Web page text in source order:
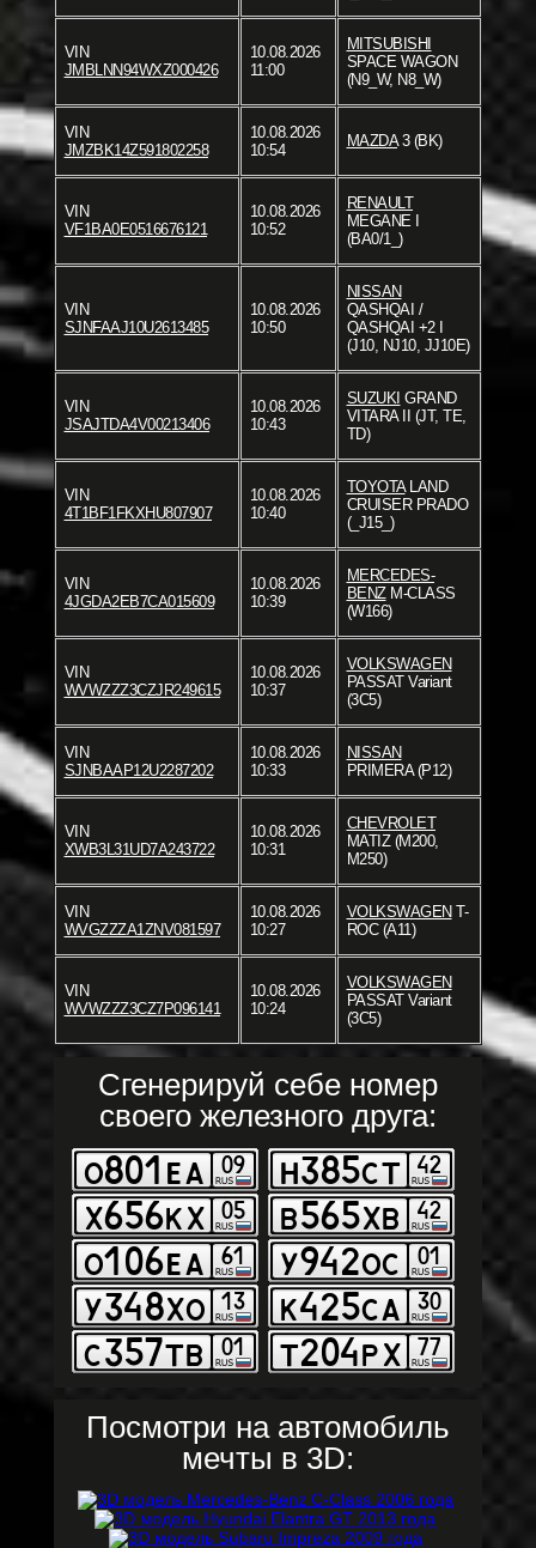
VIN
JMBLNN94WXZ000426
10.08.2026
11:00
MITSUBISHI
SPACE WAGON
(N9_W, N8_W)
VIN
JMZBK14Z591802258
10.08.2026
10:54
MAZDA3 (BK)
VIN
VF1BA0E0516676121
10.08.2026
10:52
RENAULT
MEGANE I
(BA0/1_)
VIN
SJNFAAJ10U2613485
10.08.2026
10:50
NISSAN
QASHQAI /
QASHQAI +2 I
(J10, NJ10, JJ10E)
VIN
JSAJTDA4V00213406
10.08.2026
10:43
SUZUKI GRAND
VITARA II (JT, TE,
TD)
VIN
4T1BF1FKXHU807907
10.08.2026
10:40
TOYOTALAND
CRUISER PRADO
(_J15_)
VIN
4JGDA2EB7CA015609
10.08.2026
10:39
MERCEDES-
BENZM-CLASS
(W166)
VIN
WVWZZZ3CZJR249615
10.08.2026
10:37
VOLKSWAGEN
PASSAT Variant
(3C5)
VIN
SJNBAAP12U2287202
10.08.2026
10:33
NISSAN
PRIMERA (P12)
VIN
XWB3L31UD7A243722
10.08.2026
10:31
CHEVROLET
MATIZ (M200,
M250)
VIN
WVGZZZA1ZNV081597
10.08.2026
10:27
VOLKSWAGEN T-
ROC (A11)
VIN
WVWZZZ3CZ7P096141
10.08.2026
10:24
VOLKSWAGEN
PASSAT Variant
(3C5)
Сгенерируй себе номер
своего железного друга:
Посмотри на автомобиль
мечты в 3D: